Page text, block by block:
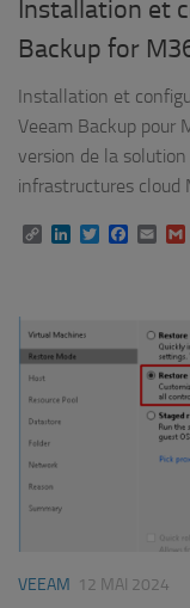
Installation et
Backup for
Installation et
Veeam Backup pour
version de la
infrastructures cloud
Copy LinkedInTwitter
VEEAM 12 MAI 2024